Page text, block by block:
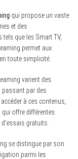
qui propose un vaste
et des
que les Smart TV,
permet aux
toute simplicité.
varient des
passant par des
à ces contenus,
qui offre différentes
gratuits.
se distingue par son
parmi les